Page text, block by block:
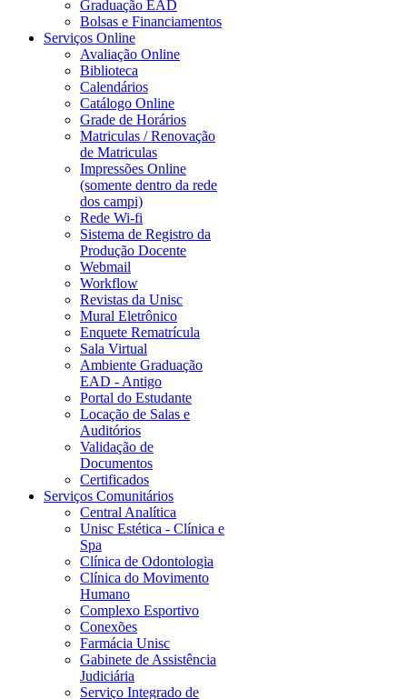
Graduação EAD
Bolsas e Financiamentos
Serviços Online
Avaliação Online
Biblioteca
Calendários
Catálogo Online
Grade de Horários
Matriculas / Renovação
de Matriculas
Impressões Online
(somente dentro da rede
dos campi)
Rede Wi-fi
Sistema de Registro da
Produção Docente
Webmail
Workflow
Revistas da Unisc
Mural Eletrônico
Enquete Rematrícula
Sala Virtual
Ambiente Graduação
EAD - Antigo
Portal do Estudante
Locação de Salas e
Auditórios
Validação de
Documentos
Certificados
Serviços Comunitários
Central Analítica
Unisc Estética - Clínica e
Spa
Clínica de Odontologia
Clínica do Movimento
Humano
Complexo Esportivo
Conexões
Farmácia Unisc
Gabinete de Assistência
Judiciária
Serviço Integrado de